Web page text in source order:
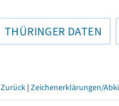
THÜRINGER DATEN
Zurück | Zeichenerklärungen/